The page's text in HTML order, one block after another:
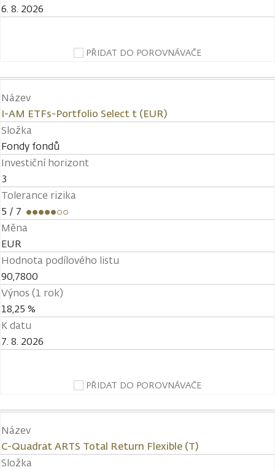
6. 8. 2026
PŘIDAT DO POROVNÁVAČE
Název
I-AM ETFs-Portfolio Select t (EUR)
Složka
Fondy fondů
Investiční horizont
3
Tolerance rizika
5 / 7
Měna
EUR
Hodnota podílového listu
90,7800
Výnos (1 rok)
18,25 %
K datu
7. 8. 2026
PŘIDAT DO POROVNÁVAČE
Název
C-Quadrat ARTS Total Return Flexible (T)
Složka